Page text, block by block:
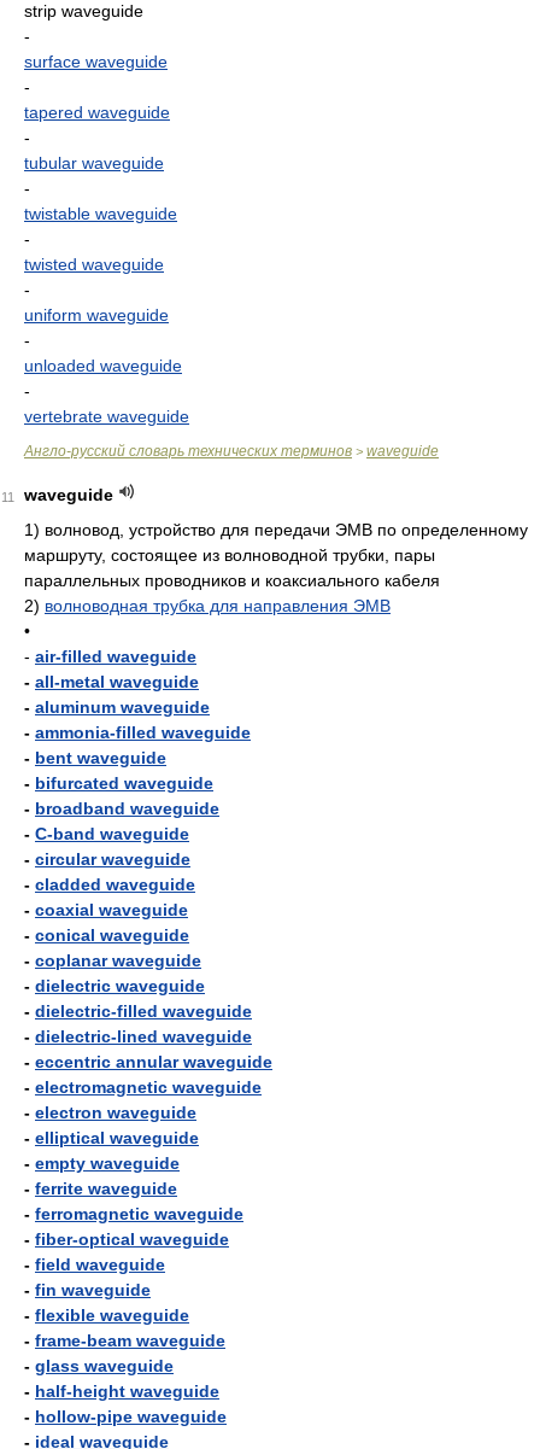
strip waveguide
-
surface waveguide
-
tapered waveguide
-
tubular waveguide
-
twistable waveguide
-
twisted waveguide
-
uniform waveguide
-
unloaded waveguide
-
vertebrate waveguide
Англо-русский словарь технических терминов > waveguide
11
waveguide
1) волновод, устройство для передачи ЭМВ по определенному
маршруту, состоящее из волноводной трубки, пары
параллельных проводников и коаксиального кабеля
2) волноводная трубка для направления ЭМВ
•
- air-filled waveguide
- all-metal waveguide
- aluminum waveguide
- ammonia-filled waveguide
- bent waveguide
- bifurcated waveguide
- broadband waveguide
- C-band waveguide
- circular waveguide
- cladded waveguide
- coaxial waveguide
- conical waveguide
- coplanar waveguide
- dielectric waveguide
- dielectric-filled waveguide
- dielectric-lined waveguide
- eccentric annular waveguide
- electromagnetic waveguide
- electron waveguide
- elliptical waveguide
- empty waveguide
- ferrite waveguide
- ferromagnetic waveguide
- fiber-optical waveguide
- field waveguide
- fin waveguide
- flexible waveguide
- frame-beam waveguide
- glass waveguide
- half-height waveguide
- hollow-pipe waveguide
- ideal waveguide